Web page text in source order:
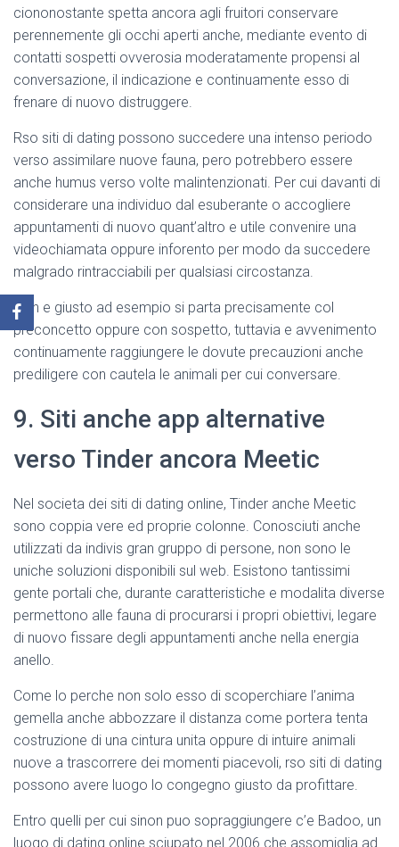
ciononostante spetta ancora agli fruitori conservare
perennemente gli occhi aperti anche, mediante evento di
contatti sospetti ovverosia moderatamente propensi al
conversazione, il indicazione e continuamente esso di
frenare di nuovo distruggere.
Rso siti di dating possono succedere una intenso periodo
verso assimilare nuove fauna, pero potrebbero essere
anche humus verso volte malintenzionati. Per cui davanti di
considerare una individuo dal esuberante o accogliere
appuntamenti di nuovo quant’altro e utile convenire una
videochiamata oppure inforento per modo da succedere
malgrado rintracciabili per qualsiasi circostanza.
Non e giusto ad esempio si parta precisamente col
preconcetto oppure con sospetto, tuttavia e avvenimento
continuamente raggiungere le dovute precauzioni anche
prediligere con cautela le animali per cui conversare.
9. Siti anche app alternative
verso Tinder ancora Meetic
Nel societa dei siti di dating online, Tinder anche Meetic
sono coppia vere ed proprie colonne. Conosciuti anche
utilizzati da indivis gran gruppo di persone, non sono le
uniche soluzioni disponibili sul web. Esistono tantissimi
gente portali che, durante caratteristiche e modalita diverse
permettono alle fauna di procurarsi i propri obiettivi, legare
di nuovo fissare degli appuntamenti anche nella energia
anello.
Come lo perche non solo esso di scoperchiare l’anima
gemella anche abbozzare il distanza come portera tenta
costruzione di una cintura unita oppure di intuire animali
nuove a trascorrere dei momenti piacevoli, rso siti di dating
possono avere luogo lo congegno giusto da profittare.
Entro quelli per cui sinon puo sopraggiungere c’e Badoo, un
luogo di dating online sciupato nel 2006 che assomiglia ad